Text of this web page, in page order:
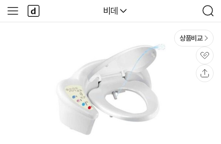
다나와
비데
검
색
사
이
다
나
와
상품비교
관
심